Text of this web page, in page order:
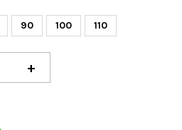
90 100 110
+